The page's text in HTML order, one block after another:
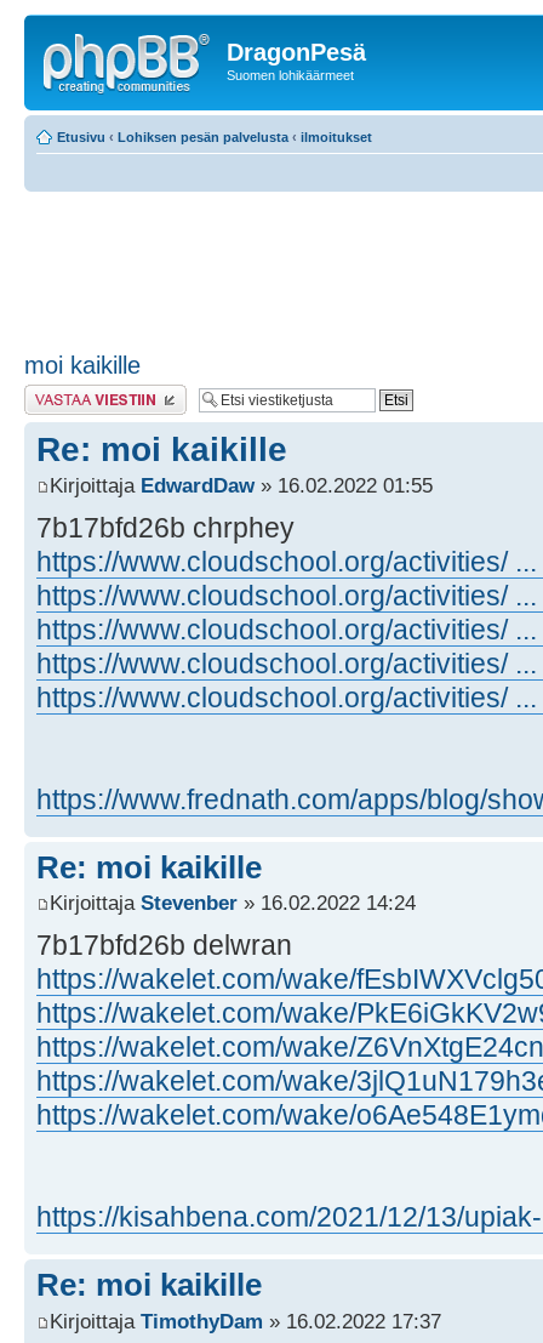
DragonPesä
Suomen lohikäärmeet
Etusivu ‹ Lohiksen pesän palvelusta ‹ ilmoitukset
moi kaikille
Lähetä vastaus
Re: moi kaikille
Kirjoittaja EdwardDaw» 16.02.2022 01:55
7b17bfd26b chrphey
https://www.cloudschool.org/activities/
https://www.cloudschool.org/activities/
https://www.cloudschool.org/activities/
https://www.cloudschool.org/activities/
https://www.cloudschool.org/activities/
https://www.frednath.com/apps/blog/
Re: moi kaikille
Kirjoittaja Stevenber » 16.02.2022 14:24
7b17bfd26b delwran
https://wakelet.com/wake/
https://wakelet.com/wake/
https://wakelet.com/wake/
https://wakelet.com/wake/
https://wakelet.com/wake/
https://kisahbena.com/2021/12/13/
Re: moi kaikille
Kirjoittaja TimothyDam » 16.02.2022 17:37